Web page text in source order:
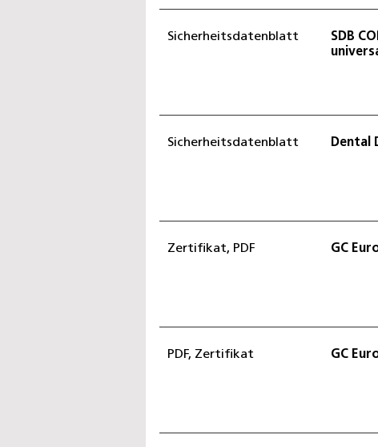
Sicherheitsdatenblatt
SDB
Sicherheitsdatenblatt Dental
Zertifikat, PDF GC
PDF, Zertifikat GC